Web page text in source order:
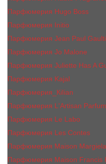
Парфюмерия Hugo Boss
Парфюмерия Initio
Парфюмерия Jean Paul
Парфюмерия Jо Malоnе
Парфюмерия Juliette Has A
Парфюмерия Kajal
Парфюмерия_КiIiаn
Парфюмерия L'Artisan
Парфюмерия Le Labo
Парфюмерия Les Contes
Парфюмерия Maison
Парфюмерия Maison Francis